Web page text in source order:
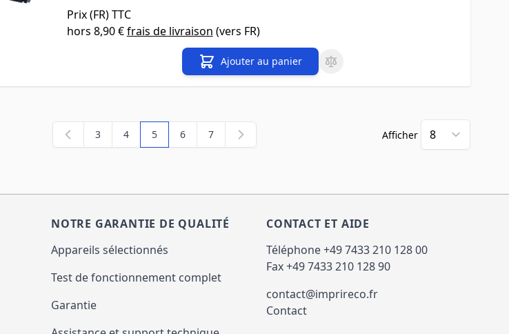
Prix (FR) TTC
hors 8,90 €frais de livraison (vers FR)
Ajouter au panier
Page
3 Page
4 Vous lisez actuellement la page
5 Page
6 Page
7 Afficher
NOTRE GARANTIE DE QUALITÉ
Appareils sélectionnés
Test de fonctionnement complet
Garantie
CONTACT ET AIDE
Téléphone +49 7433 210 128 00
Fax +49 7433 210 128 90
contact@imprireco.fr
Contact